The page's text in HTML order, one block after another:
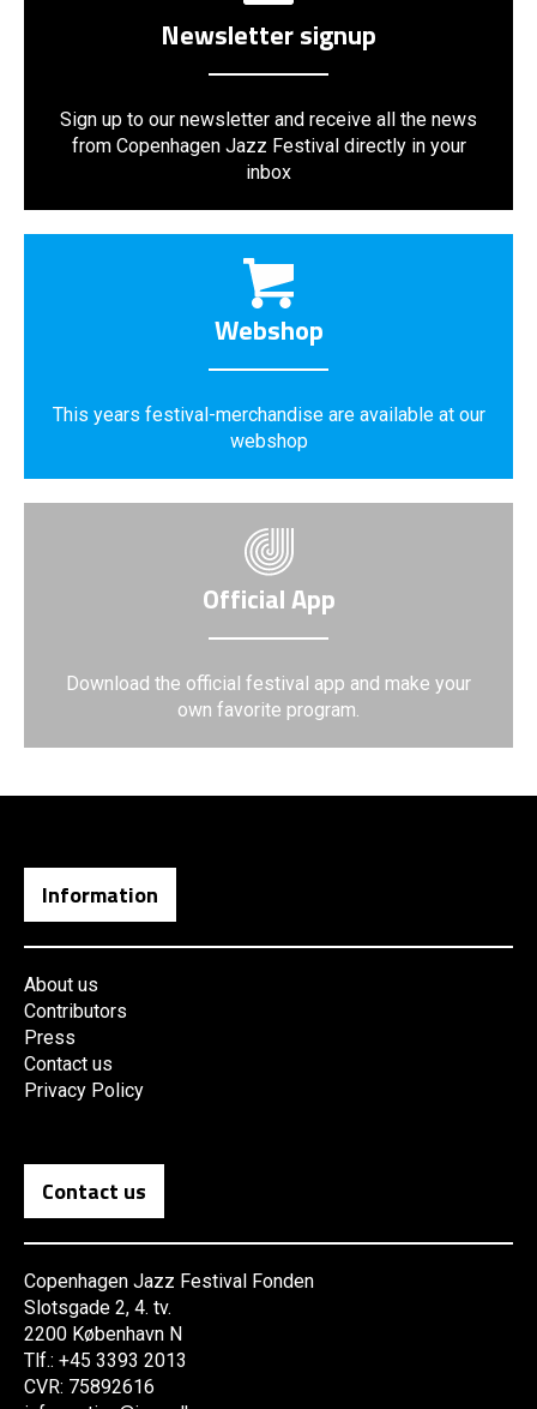
Newsletter signup
Sign up to our newsletter and receive all the news
from Copenhagen Jazz Festival directly in your
inbox
Webshop
This years festival-merchandise are available at our
webshop
Official App
Download the official festival app and make your
own favorite program.
Information
About us
Contributors
Press
Contact us
Privacy Policy
Contact us
Copenhagen Jazz Festival Fonden
Slotsgade 2, 4. tv.
2200 København N
Tlf.: +45 3393 2013
CVR: 75892616